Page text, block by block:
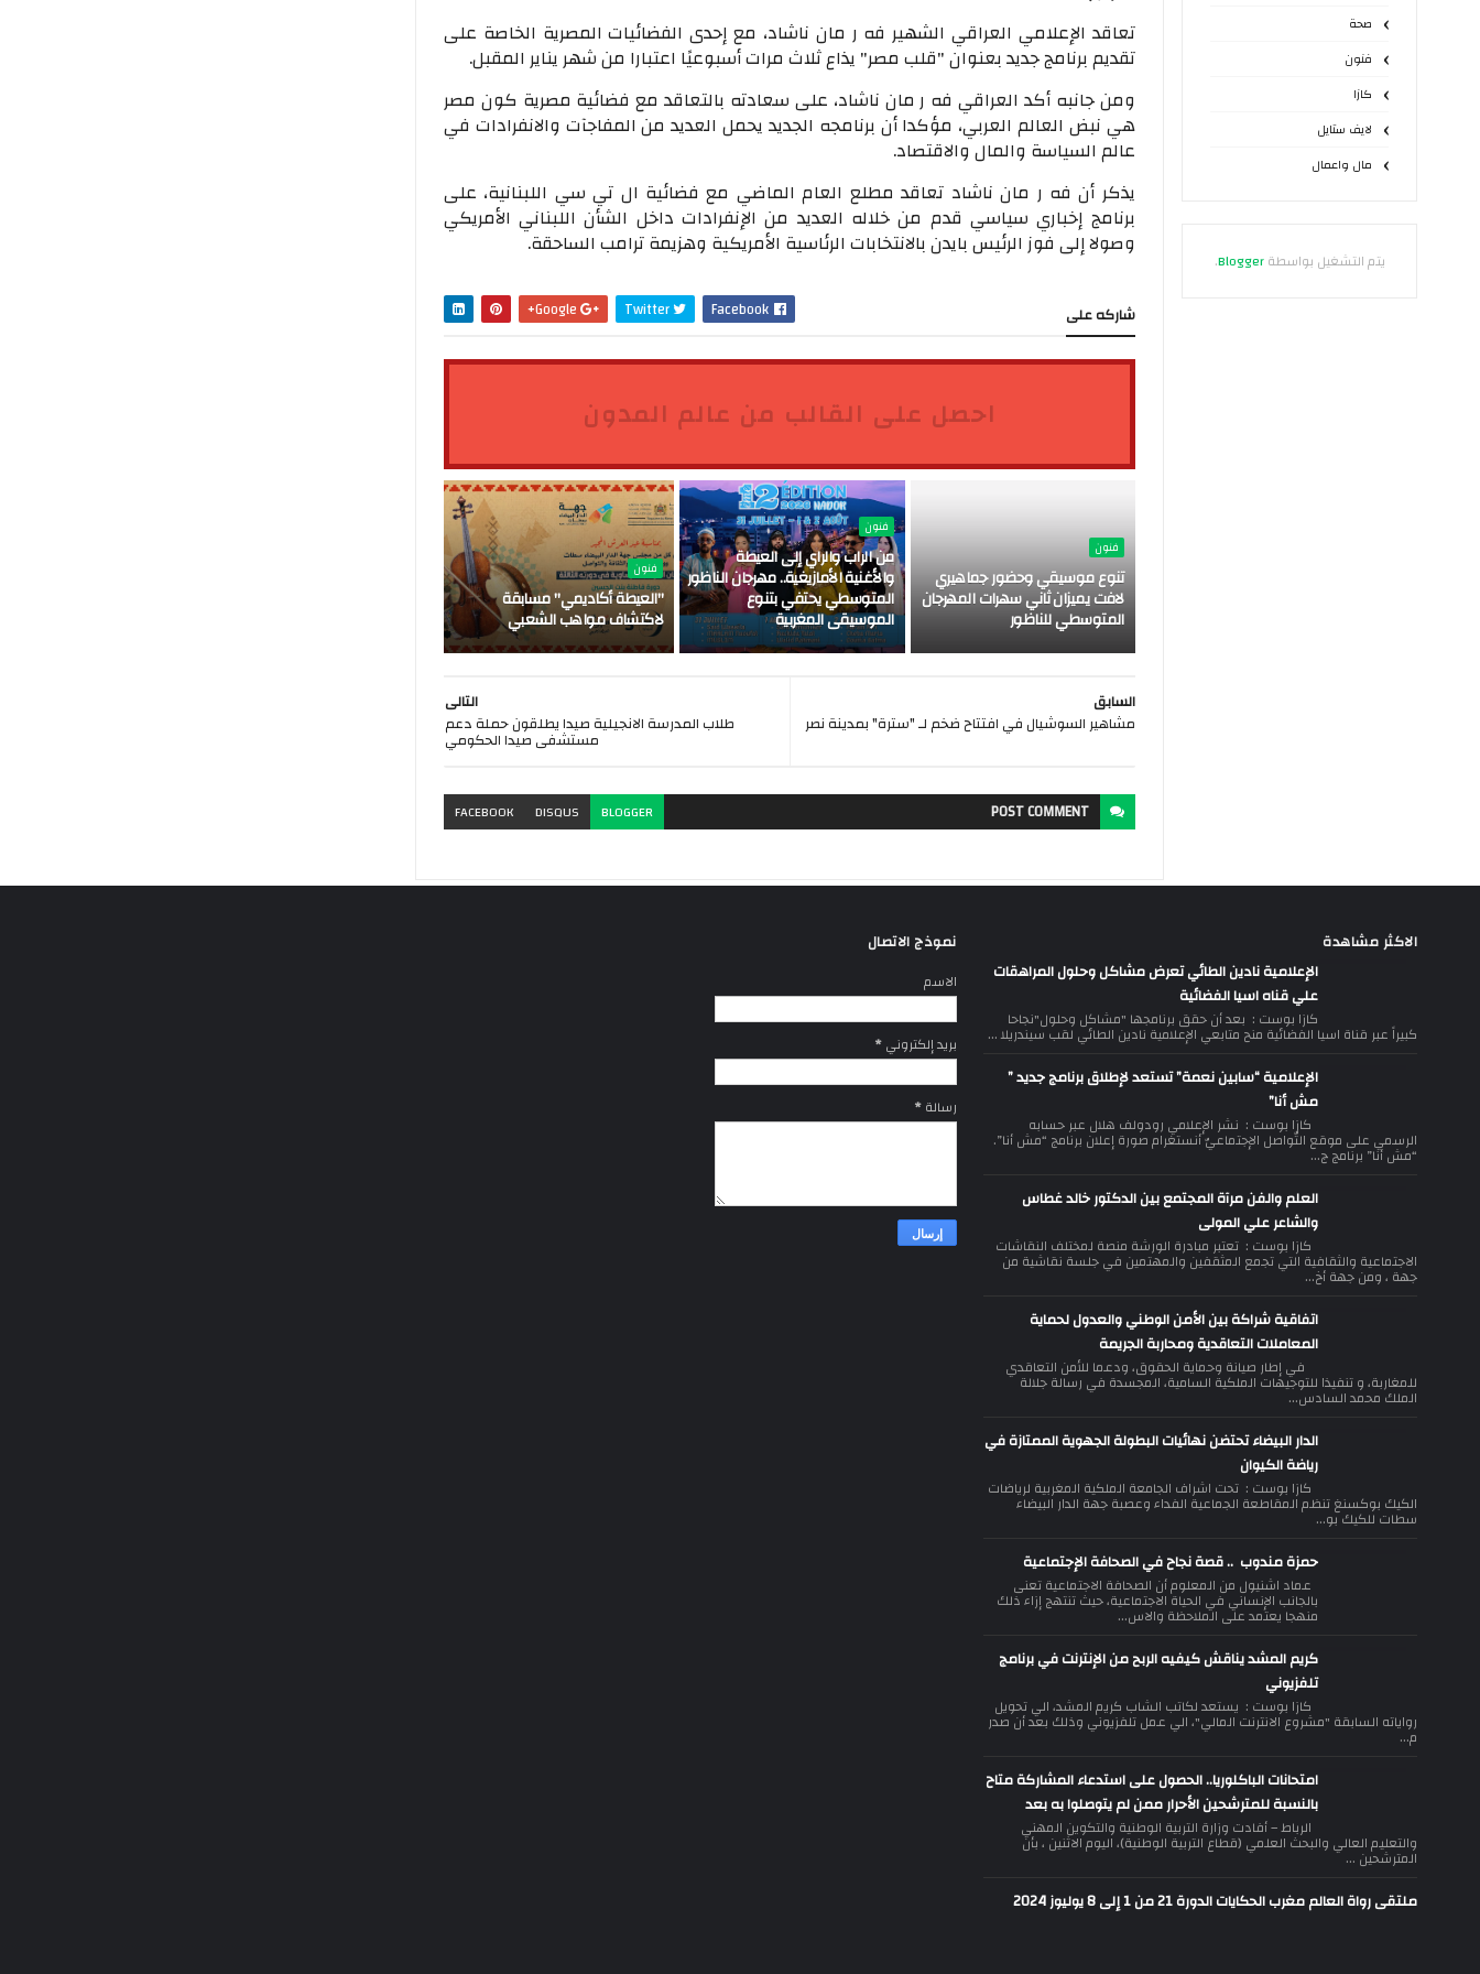
صحة
فنون
كازا
لايف ستايل
مال واعمال
يتم التشغيل بواسطةBlogger
.
تعاقد الإعلامي العراقي الشهير فه ر مان ناشاد، مع إحدى الفضائيات المصرية الخاصة على
تقديم برنامج جديد بعنوان "قلب مصر" يذاع ثلاث مرات أسبوعيًا اعتبارا من شهر يناير المقبل.
ومن جانبه أكد العراقي فه ر مان ناشاد، على سعادته بالتعاقد مع فضائية مصرية كون مصر
هي نبض العالم العربي، مؤكدا أن برنامجه الجديد يحمل العديد من المفاجآت والانفرادات في
عالم السياسة والمال والاقتصاد.
يذكر أن فه ر مان ناشاد تعاقد مطلع العام الماضي مع فضائية ال تي سي اللبنانية، على
برنامج إخباري سياسي قدم من خلاله العديد من الإنفرادات داخل الشأن اللبناني الأمريكي
وصولا إلى فوز الرئيس بايدن بالانتخابات الرئاسية الأمريكية وهزيمة ترامب الساحقة.
شاركه على Facebook
Twitter
احصل على القالب من عالم المدون
فنون
تنوع موسيقي وحضور جماهيري
لافت يميزان ثاني سهرات المهرجان
المتوسطي للناظور
فنون
من الراب والراي إلى العيطة
والأغنية الأمازيغية.. مهرجان الناظور
المتوسطي يحتفي بتنوع
الموسيقى المغربية
فنون
"العيطة أكاديمي" مسابقة
لاكتشاف مواهب الشعبي
التالى
طلاب المدرسة الانجيلية صيدا يطلقون حملة دعم
مستشفى صيدا الحكومي
السابق
مشاهير السوشيال في افتتاح ضخم لـ "سترة" بمدينة نصر
POSTCOMMENT
BLOGGER
DISQUS
FACEBOOK
الاكثر مشاهدة
الإعلامية نادين الطائي تعرض مشاكل وحلول المراهقات
علي قناه اسيا الفضائية
كازا بوست : بعد أن حقق برنامجها "مشاكل وحلول"نجاحا
كبيراً عبر قناة اسيا الفضائية منح متابعي الإعلامية نادين الطائي لقب سيندريلا ...
الإعلامية “سابين نعمة” تستعد لإطلاق برنامج جديد ”
مش أنا”
كازا بوست : نشر الإعلامي رودولف هلال عبر حسابه
الرسمي على موقع التّواصل الإجتماعيّ أنستغرام صورة إعلان برنامج “مش أنا”.
“مش أنا” برنامج ج...
العلم والفن مرآة المجتمع بين الدكتور خالد غطاس
والشاعر علي المولى
كازا بوست : تعتبر مبادرة الورشة منصة لمختلف النقاشات
الاجتماعية والثقافية التي تجمع المثقفين والمهتمين في جلسة نقاشية من
جهة ، ومن جهة أخ...
اتفاقية شراكة بين الأمن الوطني والعدول لحماية
المعاملات التعاقدية ومحاربة الجريمة
في إطار صيانة وحماية الحقوق، ودعما للأمن التعاقدي
للمغاربة، و تنفيذا للتوجيهات الملكية السامية، المجسدة في رسالة جلالة
الملك محمد السادس...
الدار البيضاء تحتضن نهائيات البطولة الجهوية الممتازة في
رياضة الكيوان
كازا بوست : تحت اشراف الجامعة الملكية المغربية لرياضات
الكيك بوكسنغ تنظم المقاطعة الجماعية الفداء وعصبة جهة الدار البيضاء
سطات للكيك بو...
حمزة مندوب .. قصة نجاح في الصحافة الإجتماعية
عماد اشنيول من المعلوم أن الصحافة الاجتماعية تعنى
بالجانب الإنساني في الحياة الاجتماعية، حيث تنتهج إزاء ذلك
منهجا يعتمد على الملاحظة والاس...
كريم المشد يناقش كيفيه الربح من الإنترنت في برنامج
تلفزيوني
كازا بوست : يستعد لكاتب الشاب كريم المشد، الي تحويل
رواياته السابقة "مشروع الانترنت المالي"، الي عمل تلفزيوني وذلك بعد أن صدر
م...
امتحانات الباكلوريا.. الحصول على استدعاء المشاركة متاح
بالنسبة للمترشحين الأحرار ممن لم يتوصلوا به بعد
الرباط – أفادت وزارة التربية الوطنية والتكوين المهني
والتعليم العالي والبحث العلمي (قطاع التربية الوطنية)، اليوم الاثنين ، بأن
المترشحين ...
ملتقى رواة العالم مغرب الحكايات الدورة 21 من 1 إلى 8 يوليوز 2024
نموذج الاتصال
الاسم
بريد إلكتروني*
رسالة*